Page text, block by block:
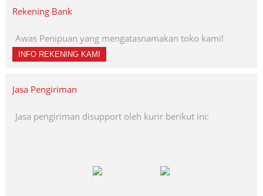
Rekening Bank
Awas Penipuan yang mengatasnamakan toko kami!
INFO REKENING KAMI
Jasa Pengiriman
Jasa pengiriman disupport oleh kurir berikut ini: